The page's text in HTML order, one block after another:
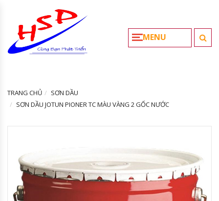
MENU
TRANG CHỦ
SƠN DẦU
SƠN DẦU JOTUN PIONER TC MÀU VÀNG 2 GỐC NƯỚC